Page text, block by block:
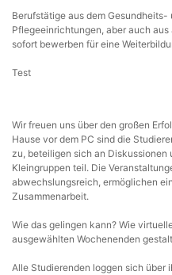
Berufstätige aus dem
Pflegeeinrichtungen, aber auch
sofort bewerben für eine
Test
Wir freuen uns über den großen
Hause vor dem PC sind die
zu, beteiligen sich an Diskussionen
Kleingruppen teil. Die
abwechslungsreich, ermöglichen
Zusammenarbeit.
Wie das gelingen kann? Wie
ausgewählten Wochenenden
Alle Studierenden loggen sich über